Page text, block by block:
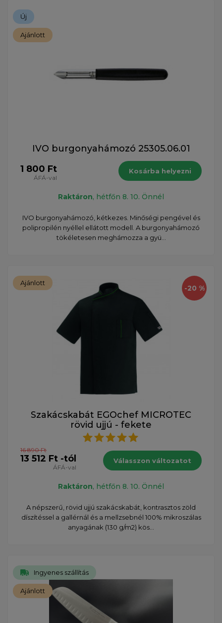
Új
Ajánlott
IVO burgonyahámozó 25305.06.01
1 800 Ft
ÁFÁ-val
Kosárba helyezni
Raktáron, hétfőn 8. 10. Önnél
IVO burgonyahámozó, kétkezes. Minőségi pengével és
polipropilén nyéllel ellátott modell. A burgonyahámozó
tökéletesen meghámozza a gyü...
-20 %
Ajánlott
Szakácskabát EGOchef MICROTEC
rövid ujjú - fekete
16 890 Ft
13 512 Ft -tól
ÁFÁ-val
Válasszon változatot
Raktáron, hétfőn 8. 10. Önnél
A népszerű, rövid ujjú szakácskabát, kontrasztos zöld
díszítéssel a gallérnál és a mellzsebnél 100% mikroszálas
anyagának (130 g/m2) kös...
Ingyenes szállítás
Ajánlott